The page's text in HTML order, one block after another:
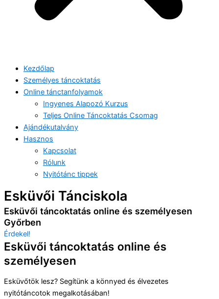
Kezdőlap
Személyes táncoktatás
Online tánctanfolyamok
Ingyenes Alapozó Kurzus
Teljes Online Táncoktatás Csomag
Ajándékutalvány
Hasznos
Kapcsolat
Rólunk
Nyitótánc tippek
Esküvői Tánciskola
Esküvői táncoktatás online és személyesen
Győrben
Érdekel!
Esküvői táncoktatás online és
személyesen
Esküvőtök lesz? Segítünk a könnyed és élvezetes
nyitótáncotok megalkotásában!